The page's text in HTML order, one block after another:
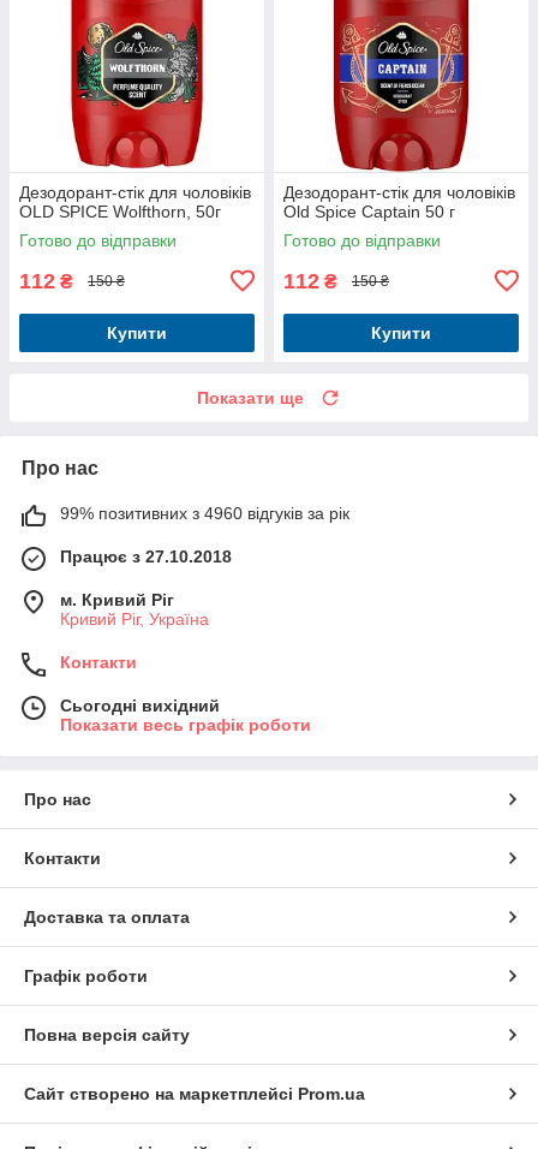
Дезодорант-стік для чоловіків
OLD SPICE Wolfthorn, 50г
Готово до відправки
112 ₴ 150 ₴
Купити
Дезодорант-стік для чоловіків
Old Spice Captain 50 г
Готово до відправки
112 ₴ 150 ₴
Купити
Показати ще
Про нас
99% позитивних з 4960 відгуків за рік
Працює з 27.10.2018
м. Кривий Ріг
Кривий Ріг, Україна
Контакти
Сьогодні вихідний
Показати весь графік роботи
Про нас
Контакти
Доставка та оплата
Графік роботи
Повна версія сайту
Сайт створено на маркетплейсі Prom.ua